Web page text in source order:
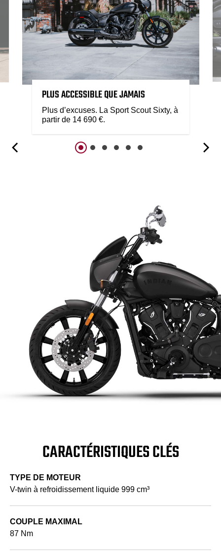
PLUS ACCESSIBLE QUE JAMAIS
Plus d’excuses. La Sport Scout Sixty, à
partir de 14 690 €.
CARACTÉRISTIQUES CLÉS
TYPE DE MOTEUR
V-twin à refroidissement liquide 999 cm³
COUPLE MAXIMAL
87 Nm